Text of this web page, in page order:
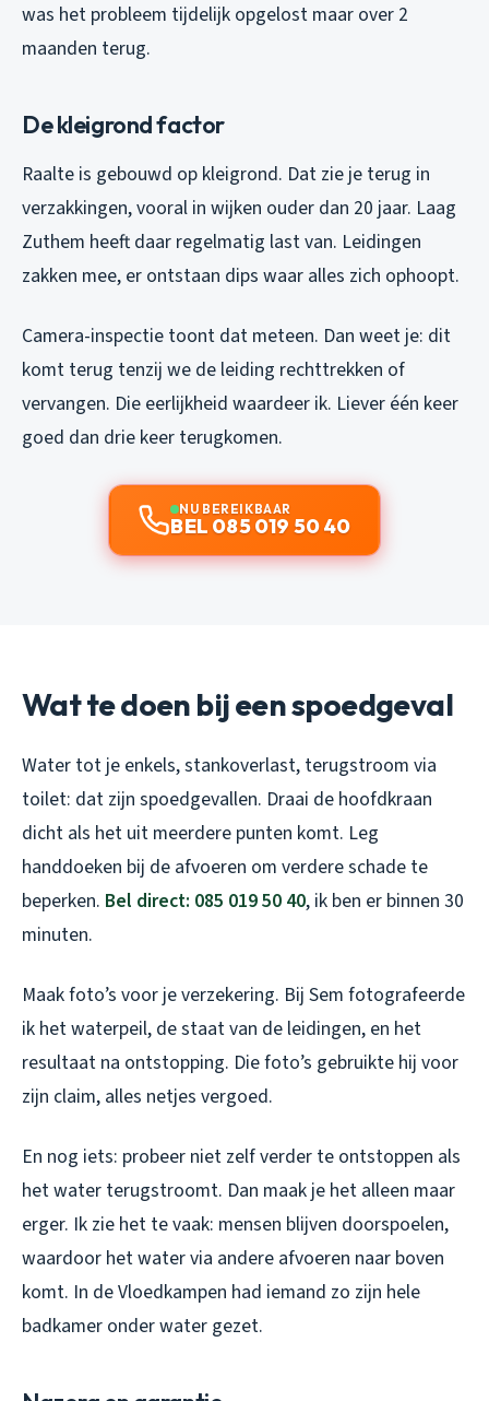
was het probleem tijdelijk opgelost maar over 2
maanden terug.
De kleigrond factor
Raalte is gebouwd op kleigrond. Dat zie je terug in
verzakkingen, vooral in wijken ouder dan 20 jaar. Laag
Zuthem heeft daar regelmatig last van. Leidingen
zakken mee, er ontstaan dips waar alles zich ophoopt.
Camera-inspectie toont dat meteen. Dan weet je: dit
komt terug tenzij we de leiding rechttrekken of
vervangen. Die eerlijkheid waardeer ik. Liever één keer
goed dan drie keer terugkomen.
NU BEREIKBAAR
BEL 085 019 50 40
Wat te doen bij een spoedgeval
Water tot je enkels, stankoverlast, terugstroom via
toilet: dat zijn spoedgevallen. Draai de hoofdkraan
dicht als het uit meerdere punten komt. Leg
handdoeken bij de afvoeren om verdere schade te
beperken. Bel direct: 085 019 50 40, ik ben er binnen 30
minuten.
Maak foto’s voor je verzekering. Bij Sem fotografeerde
ik het waterpeil, de staat van de leidingen, en het
resultaat na ontstopping. Die foto’s gebruikte hij voor
zijn claim, alles netjes vergoed.
En nog iets: probeer niet zelf verder te ontstoppen als
het water terugstroomt. Dan maak je het alleen maar
erger. Ik zie het te vaak: mensen blijven doorspoelen,
waardoor het water via andere afvoeren naar boven
komt. In de Vloedkampen had iemand zo zijn hele
badkamer onder water gezet.